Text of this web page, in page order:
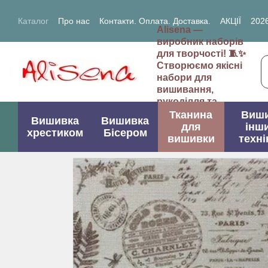
Каталог
Про нас Контакти. Оплата. Доставка. АКЦІЇ
Alisena —
виробник наборів
для творчості! 🧵✨
Створюємо якісні
набори для
вишивання,
рукоділля та
творчих проектів.
Вишивка
хрестиком
Вишивка
Бісером
Тканина
для
вишивки